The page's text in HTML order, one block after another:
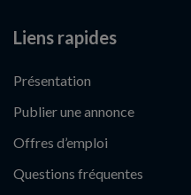
Liens rapides
Présentation
Publier une annonce
Offres d’emploi
Questions fréquentes